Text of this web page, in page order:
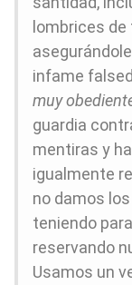
lombrices
infame
muy
guardia
mentiras y
igualmente
no damos
teniendo
reservando
Usamos un